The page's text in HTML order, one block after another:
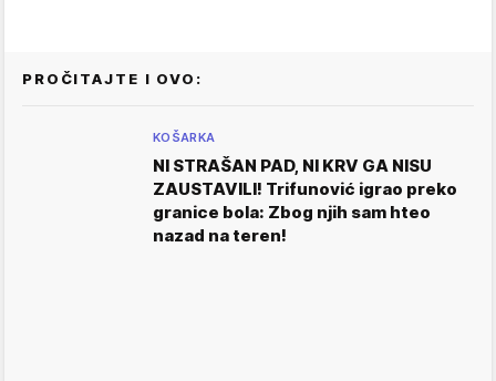
PROČITAJTE I OVO:
KOŠARKA
NI STRAŠAN PAD, NI KRV GA NISU
ZAUSTAVILI! Trifunović igrao preko
granice bola: Zbog njih sam hteo
nazad na teren!